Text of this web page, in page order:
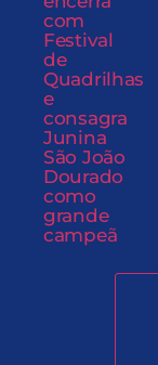
com
Festival
de
Quadrilhas
e
consagra
Junina
São João
Dourado
como
grande
campeã